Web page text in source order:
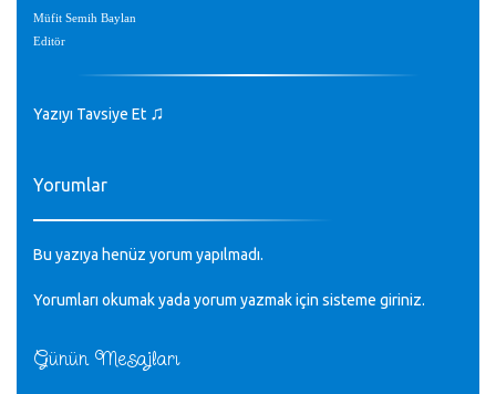
Günün Mesajları
Müfit Semih Baylan
Editör
Yazıyı Tavsiye Et ♫
Yorumlar
Bu yazıya henüz yorum yapılmadı.
Yorumları okumak yada yorum yazmak için sisteme giriniz.